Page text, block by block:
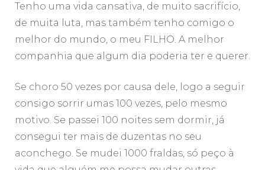
Tenho uma vida cansativa, de muito sacrifício,
de muita luta, mas também tenho comigo o
melhor do mundo, o meu FILHO. A melhor
companhia que algum dia poderia ter e querer.
Se choro 50 vezes por causa dele, logo a seguir
consigo sorrir umas 100 vezes, pelo mesmo
motivo. Se passei 100 noites sem dormir, já
consegui ter mais de duzentas no seu
aconchego. Se mudei 1000 fraldas, só peço à